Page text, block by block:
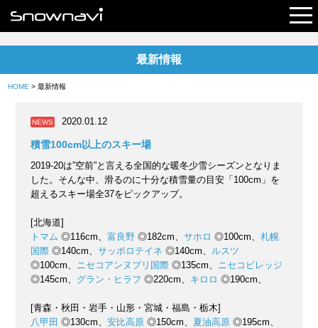
最新情報
HOME > 最新情報
NEWS 2020.01.12
積雪100cm以上のスキー場
2019-20は”空前”と言える全国的な暖冬少雪シーズンとなりま
した。そんな中、滑るのに十分な積雪量の目安「100cm」を
超えるスキー場全37をピックアップ。
[北海道]
トマム ◎116cm、 富良野◎182cm、 サホロ ◎100cm、 札幌
国際◎140cm、 サッポロテイネ ◎140cm、 ルスツ
◎100cm、 ニセコアンヌプリ国際◎135cm、 ニセコビレッジ
◎145cm、 グラン・ヒラフ ◎220cm、 キロロ ◎190cm、
[青森・秋田・岩手・山形・宮城・福島・栃木]
八甲田 ◎130cm、 安比高原◎150cm、 夏油高原◎195cm、